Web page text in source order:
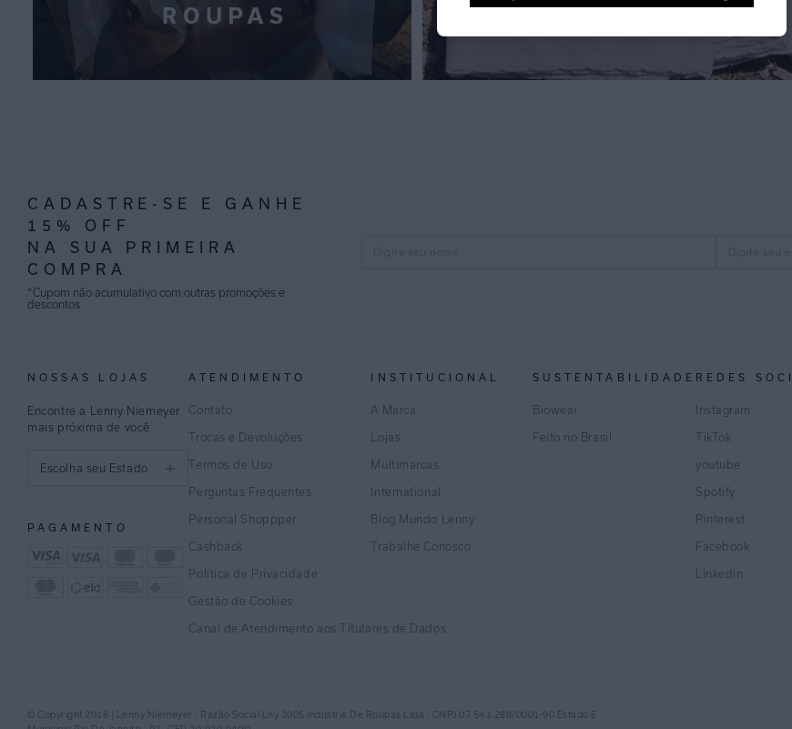
CADASTRE-SE E GANHE
15% OFF
NA SUA PRIMEIRA
COMPRA
*Cupom não acumulativo com outras promoções e
descontos
NOSSAS LOJAS
Encontre a Lenny Niemeyer
mais próxima de você
Escolha seu Estado
Distrito Federal
PAGAMENTO
ATENDIMENTO
Contato
Trocas e Devoluções
Termos de Uso
Perguntas Frequentes
Personal Shoppper
Cashback
Política de Privacidade
Gestão de Cookies
Canal de Atendimento aos Títulares de Dados
INSTITUCIONAL
A Marca
Lojas
Multimarcas
International
Blog Mundo Lenny
Trabalhe Conosco
SUSTENTABILIDADE
Biowear
Feito no Brasil
REDES
Instagram
TikTok
youtube
Spotify
Pinterest
Facebook
Linkedin
© Copyright 2018 | Lenny Niemeyer - Razão Social Lny 2005 Indústria De Roupas Ltda - CNPJ 07.543.288/0001-90 Estado E